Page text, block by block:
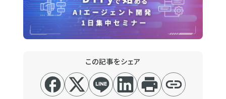
この記事をシェア